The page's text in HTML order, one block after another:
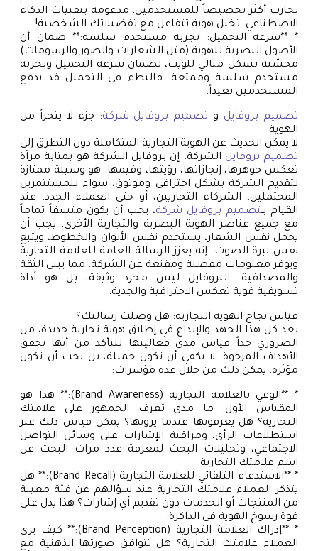
تجارب أكثر تخصيصاً للمستخدمين، مدعومة بتقنيات الذكاء
الاصطناعي. تخيل هوية تتفاعل مع تفضيلاتك الشخصية!
* **سرعة التحميل: تجربة مستخدم سلسة:** ضمان أن
الأصول البصرية للهوية (مثل الشعارات والصور والرسومات)
محسّنة بشكل مثالي للويب، لضمان سرعة التحميل وتجربة
مستخدم سلسة وممتعة. فالبطء في التحميل قد يدفع
المستخدمين بعيداً.
تصميم بروفايل و تصميم بروفايل شركة: جزء لا يتجزأ من
الهوية
لا يمكن الحديث عن الهوية التجارية المتكاملة دون التطرق إلى
تصميم بروفايل الشركة. إن بروفايل الشركة هو بمثابة مرآة
تعكس جوهرها، إنجازاتها، رؤيتها، وقيمها. هو وسيلة ممتازة
لتقديم الشركة بشكل احترافي وموثوق، سواء للمستثمرين
المحتملين، الشركاء التجاريين، أو حتى العملاء الجدد. عند
القيام بـتصميم بروفايل شركة، يجب أن يكون متسقاً تماماً
مع جميع عناصر الهوية البصرية والتجارية الأخرى. يجب أن
يحمل نفس الشعار، يستخدم نفس الألوان والخطوط، ويتبع
نفس نبرة الصوت. إنه يعزز الرسالة العامة للعلامة التجارية
ويوفر معلومات مفصلة ومقنعة عن الشركة، مما يبني الثقة
والمصداقية. البروفايل ليس مجرد وثيقة، بل هو أداة
تسويقية قوية تعكس الاحترافية والجدية.
قياس نجاح الهوية التجارية: هل وصلت رسالتك؟
بعد كل هذا الجهد والإبداع في إطلاق هوية تجارية جديدة، من
الضروري جداً قياس مدى فعاليتها للتأكد من أنها تحقق
الأهداف المرجوة. لا يكفي أن تكون جميلة، بل يجب أن تكون
مؤثرة. يمكن ذلك من خلال عدة مؤشرات:
* **الوعي بالعلامة التجارية (Brand Awareness):** هذا هو
المقياس الأول. ما مدى تعرف الجمهور على علامتك
التجارية؟ هل يعرفونها عندما يرونها؟ يمكن قياس ذلك عبر
استطلاعات الرأي، ومراقبة الإشارات على وسائل التواصل
الاجتماعي، وتحليلات البحث لمعرفة عدد مرات البحث عن
اسم علامتك التجارية.
* **الاستدعاء التلقائي للعلامة التجارية (Brand Recall):** هل
يتذكر العملاء علامتك التجارية عند سؤالهم عن فئة معينة
من المنتجات أو الخدمات دون تقديم أي إشارات؟ هذا يدل على
قوة رسوخ الهوية في الذاكرة.
* **إدراك العلامة التجارية (Brand Perception):** كيف يرى
العملاء علامتك التجارية؟ هل تتوافق صورتها الذهنية مع